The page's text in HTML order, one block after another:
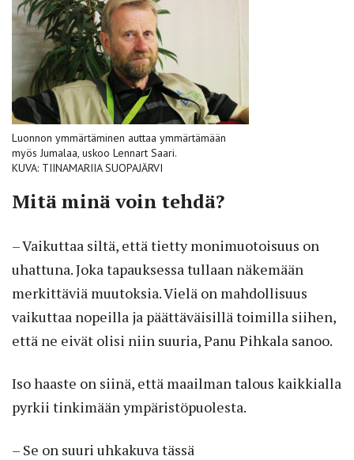
Luonnon ymmärtäminen auttaa ymmärtämään
myös Jumalaa, uskoo Lennart Saari.
KUVA: TIINAMARIIA SUOPAJÄRVI
Mitä minä voin tehdä?
– Vaikuttaa siltä, että tietty monimuotoisuus on
uhattuna. Joka tapauksessa tullaan näkemään
merkittäviä muutoksia. Vielä on mahdollisuus
vaikuttaa nopeilla ja päättäväisillä toimilla siihen,
että ne eivät olisi niin suuria, Panu Pihkala sanoo.
Iso haaste on siinä, että maailman talous kaikkialla
pyrkii tinkimään ympäristöpuolesta.
– Se on suuri uhkakuva tässä